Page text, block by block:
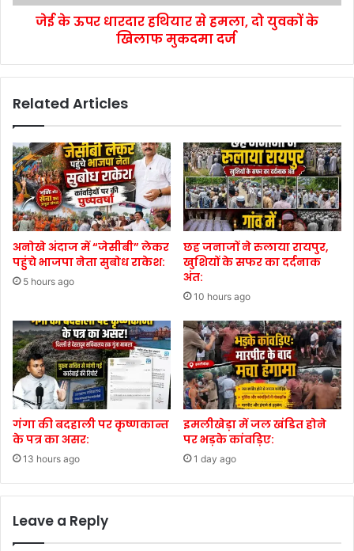
जेई के ऊपर धारदार हथियार से हमला, दो युवकों के
खिलाफ मुकदमा दर्ज
Related Articles
अनोखे अंदाज में “जेसीबी” लेकर
पहुंचे भाजपा नेता सुबोध राकेश:
5 hours ago
छह जनाजों ने रुलाया रायपुर,
खुशियों के सफर का दर्दनाक
अंत:
10 hours ago
गंगा की बदहाली पर कृष्णकान्त
के पत्र का असर:
13 hours ago
इमलीखेड़ा में जल खंडित होने
पर भड़के कांवड़िए:
1 day ago
Leave a Reply